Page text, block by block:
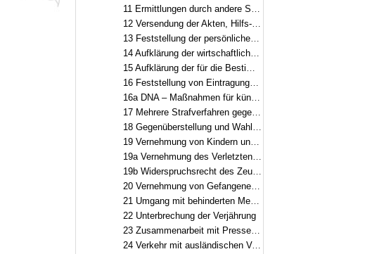
11 Ermittlungen durch andere Stellen
12 Versendung der Akten, Hilfs- oder Doppelakten
13 Feststellung der persönlichen Verhältnisse des Beschuldigten
14 Aufklärung der wirtschaftlichen Verhältnisse des Beschuldigten
15 Aufklärung der für die Bestimmung der Rechtsfolgen der Tat bedeutsamen Umstände
16 Feststellung von Eintragungen im Bundeszentralregister und anderen Registern
16a DNA – Maßnahmen für künftige Strafverfahren
17 Mehrere Strafverfahren gegen denselben Beschuldigten
18 Gegenüberstellung und Wahllichtbildvorlage
19 Vernehmung von Kindern und Jugendlichen
19a Vernehmung des Verletzten als Zeuge
19b Widerspruchsrecht des Zeugen bei Aufzeichnung der Vernehmung in Bild und Ton
20 Vernehmung von Gefangenen und Verwahrten
21 Umgang mit behinderten Menschen
22 Unterbrechung der Verjährung
23 Zusammenarbeit mit Presse und Rundfunk
24 Verkehr mit ausländischen Vertretungen